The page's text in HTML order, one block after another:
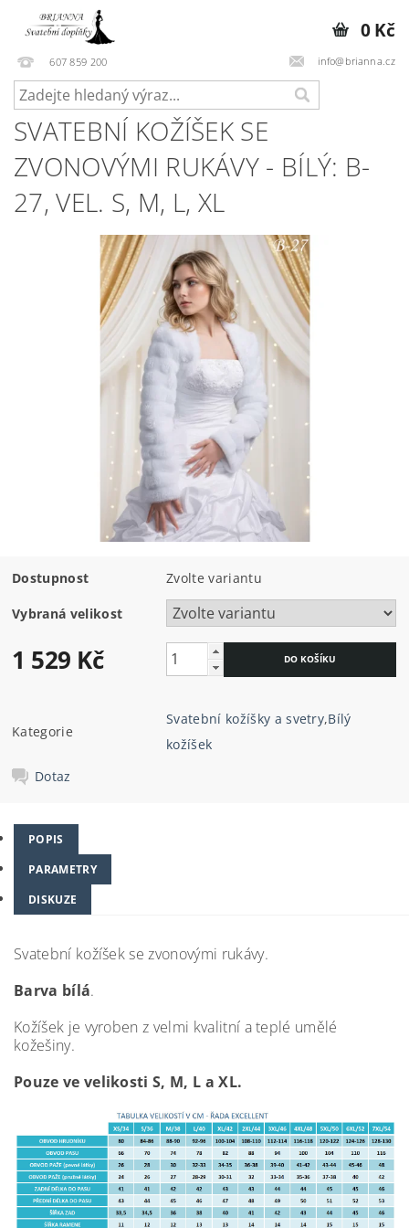
607 859 200 info@brianna.cz
0 Kč
SVATEBNÍ KOŽÍŠEK SE
ZVONOVÝMI RUKÁVY - BÍLÝ: B-
27, VEL. S, M, L, XL
Dostupnost Zvolte variantu
Vybraná velikost
1 529 Kč
Kategorie
Svatební kožíšky a svetry,Bílý
kožíšek
Dotaz
POPIS
PARAMETRY
DISKUZE
Svatební kožíšek se zvonovými rukávy.
Barva bílá.
Kožíšek je vyroben z velmi kvalitní a teplé umělé
kožešiny.
Pouze ve velikosti S, M, L a XL.